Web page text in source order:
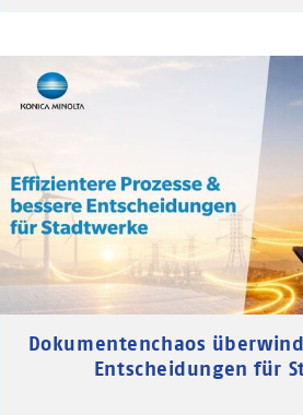
Dokumentenchaos
Entscheidungen für